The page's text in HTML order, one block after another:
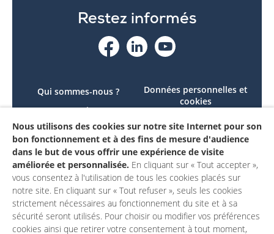
Restez informés
Qui sommes-nous ?
Le projet
Contactez-nous
Mon compte
Données personnelles et
cookies
conforme
Mentions légales
Nous utilisons des cookies sur notre site Internet pour son
bon fonctionnement et à des fins de mesure d'audience
dans le but de vous offrir une expérience de visite
améliorée et personnalisée. En cliquant sur « Tout accepter »,
vous consentez à l'utilisation de tous les cookies placés sur
notre site. En cliquant sur « Tout refuser », seuls les cookies
strictement nécessaires au fonctionnement du site et à sa
sécurité seront utilisés. Pour choisir ou modifier vos préférences
cookies ainsi que retirer votre consentement à tout moment,